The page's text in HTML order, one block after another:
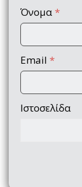
Όνομα *
Email *
Ιστοσελίδα